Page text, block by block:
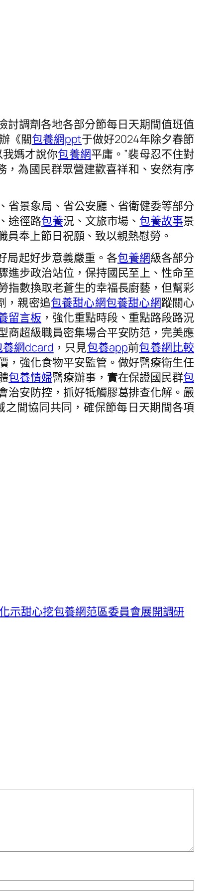
討調劑各地各部分節每日天期間值班值
《關包養網ppt于做好2024年除夕春節
媽才說你包養網平庸。”裴母忍不住對
，為國民群眾營建歡喜祥和、安然有序
省景象局、省公安廳、省衛健委等部分
途徑路包養況、文旅市場、 包養故事景
員奉上節日祝願、致以親熱慰勞。
起好步意義嚴重。各包養網級各部分
進步政治站位，保持國民至上、性命至
指數換取老蒼生的幸福長廚藝，但幫彩
，親密追包養甜心網包養甜心網蹤關心
留言板 ，強化重點時段、重點路段路況
商超級職員密集場合平安防范，完美應
養網dcard ，只見包養app前包養網比較
，強化食物平安監管。做好醫療衛生任
包養情婦醫療辦事，實在保證國民群包
治安防控，抓好牴觸膠葛排查化解。嚴
間協同共同，確保節每日天期間各項
示甜心挖包養網范區委員會展開調研